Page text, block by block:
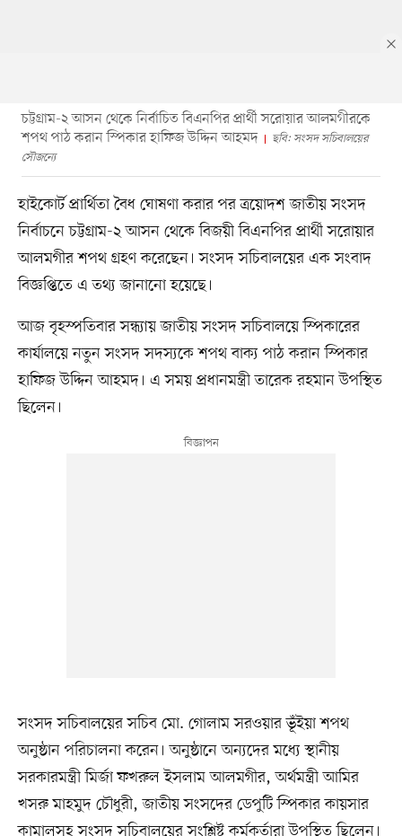
চট্টগ্রাম-২ আসন থেকে নির্বাচিত বিএনপির প্রার্থী সরোয়ার আলমগীরকে
শপথ পাঠ করান স্পিকার হাফিজ উদ্দিন আহমদ
ছবি: সংসদ সচিবালয়ের
সৌজন্যে
হাইকোর্ট প্রার্থিতা বৈধ ঘোষণা করার পর ত্রয়োদশ জাতীয় সংসদ
নির্বাচনে চট্টগ্রাম-২ আসন থেকে বিজয়ী বিএনপির প্রার্থী সরোয়ার
আলমগীর শপথ গ্রহণ করেছেন। সংসদ সচিবালয়ের এক সংবাদ
বিজ্ঞপ্তিতে এ তথ্য জানানো হয়েছে।
আজ বৃহস্পতিবার সন্ধ্যায় জাতীয় সংসদ সচিবালয়ে স্পিকারের
কার্যালয়ে নতুন সংসদ সদস্যকে শপথ বাক্য পাঠ করান স্পিকার
হাফিজ উদ্দিন আহমদ। এ সময় প্রধানমন্ত্রী তারেক রহমান উপস্থিত
ছিলেন।
সংসদ সচিবালয়ের সচিব মো. গোলাম সরওয়ার ভূঁইয়া শপথ
অনুষ্ঠান পরিচালনা করেন। অনুষ্ঠানে অন্যদের মধ্যে স্থানীয়
সরকারমন্ত্রী মির্জা ফখরুল ইসলাম আলমগীর, অর্থমন্ত্রী আমির
খসরু মাহমুদ চৌধুরী, জাতীয় সংসদের ডেপুটি স্পিকার কায়সার
কামালসহ সংসদ সচিবালয়ের সংশ্লিষ্ট কর্মকর্তারা উপস্থিত ছিলেন।